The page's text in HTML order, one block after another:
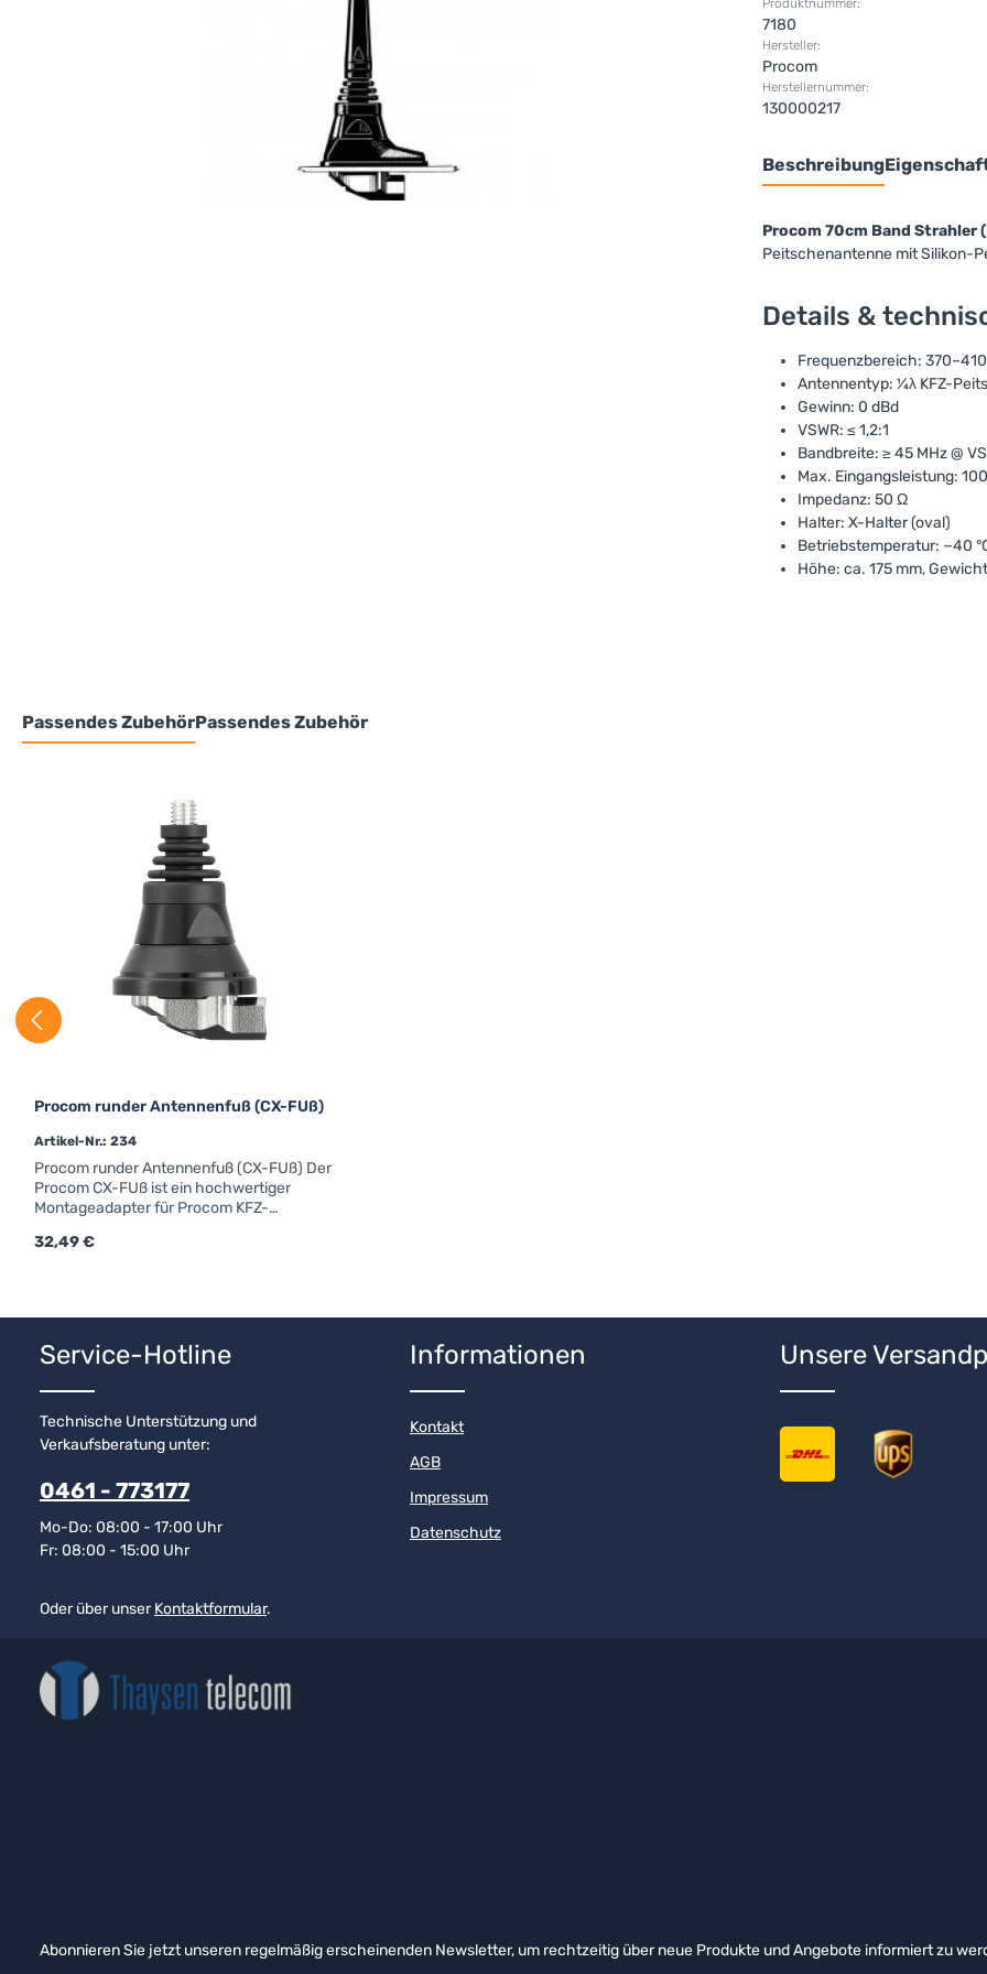
Produktnummer:
7180
Hersteller:
Procom
Herstellernummer:
130000217
Beschreibung
Procom 70cm Band Strahler
Peitschenantenne mit Silikon-
Details &
Frequenzbereich:
Antennentyp: ¼λ KFZ-
Gewinn: 0 dBd
VSWR: ≤ 1,2:1
Bandbreite: ≥ 45 MHz @
Max. Eingangsleistung:
Impedanz: 50 Ω
Halter: X-Halter (oval)
Betriebstemperatur: −40
Höhe: ca. 175 mm,
Passendes ZubehörPassendes Zubehör
Procom runder Antennenfuß (CX-FUß)
Artikel-Nr.: 234
Procom runder Antennenfuß (CX-FUß) Der
Procom CX-FUß ist ein hochwertiger
Montageadapter für Procom KFZ-
DatenProcom CX-FUßM6-GewindeForm:
Regulärer Preis:
32,49 €
Produkt Anzahl: Gib den gewünschten Wert ein oder benutze die
Service-Hotline
Technische Unterstützung und
Verkaufsberatung unter:
0461 - 773177
Mo-Do: 08:00 - 17:00 Uhr
Fr: 08:00 - 15:00 Uhr
Oder über unserKontaktformular.
Informationen
Kontakt
AGB
Impressum
Datenschutz
Unsere
Abonnieren Sie jetzt unseren regelmäßig erscheinenden Newsletter, um rechtzeitig über neue Produkte und Angebote informiert zu